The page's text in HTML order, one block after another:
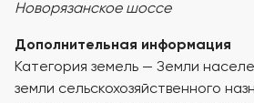
Новорязанское шоссе
Дополнительная информация
Категория земель — Земли
земли сельскохозяйственного